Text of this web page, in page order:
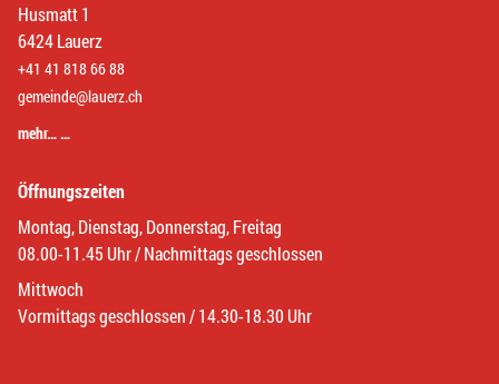
Husmatt 1
6424 Lauerz
+41 41 818 66 88
gemeinde@lauerz.ch
mehr… …
Öffnungszeiten
Montag, Dienstag, Donnerstag, Freitag
08.00-11.45 Uhr / Nachmittags geschlossen
Mittwoch
Vormittags geschlossen / 14.30-18.30 Uhr